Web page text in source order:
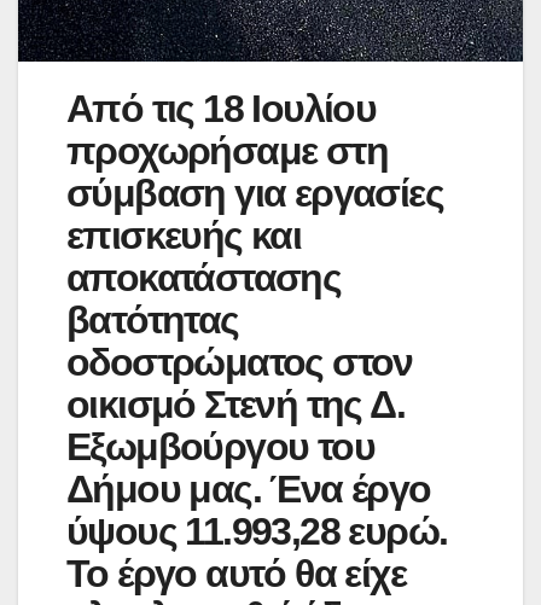
Από τις 18 Ιουλίου
προχωρήσαμε στη
σύμβαση για εργασίες
επισκευής και
αποκατάστασης
βατότητας
οδοστρώματος στον
οικισμό Στενή της Δ.
Εξωμβούργου του
Δήμου μας. Ένα έργο
ύψους 11.993,28 ευρώ.
Το έργο αυτό θα είχε